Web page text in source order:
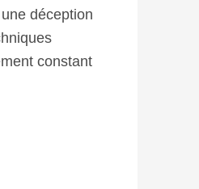
déception
constant